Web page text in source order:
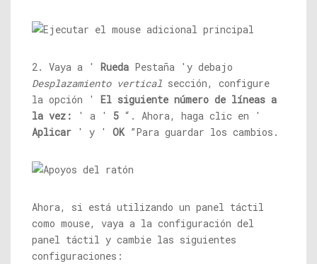
2. Vaya a ' Rueda Pestaña 'y debajo
Desplazamiento vertical sección, configure
la opción ' El siguiente número de líneas a
la vez:
' a ' 5 “. Ahora, haga clic en '
Aplicar ' y ' OK”Para guardar los cambios.
Ahora, si está utilizando un panel táctil
como mouse, vaya a la configuración del
panel táctil y cambie las siguientes
configuraciones: